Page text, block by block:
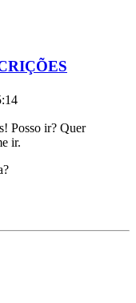
Posso ir? Quer
ir.